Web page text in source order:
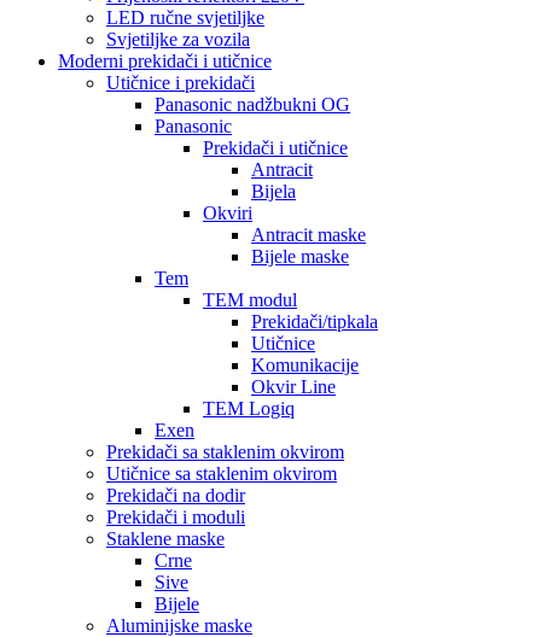
LED ručne svjetiljke
Svjetiljke za vozila
Moderni prekidači i utičnice
Utičnice i prekidači
Panasonic nadžbukni OG
Panasonic
Prekidači i utičnice
Antracit
Bijela
Okviri
Antracit maske
Bijele maske
Tem
TEM modul
Prekidači/tipkala
Utičnice
Komunikacije
Okvir Line
TEM Logiq
Exen
Prekidači sa staklenim okvirom
Utičnice sa staklenim okvirom
Prekidači na dodir
Prekidači i moduli
Staklene maske
Crne
Sive
Bijele
Aluminijske maske